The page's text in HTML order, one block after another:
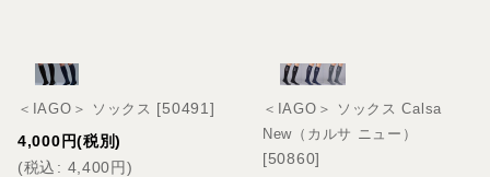
＜IAGO＞ ソックス [50491 ]
4,000 円(税別)
(税込 : 4,400円)
＜IAGO＞ ソックス Calsa
New（カルサ ニュー）
[50860]